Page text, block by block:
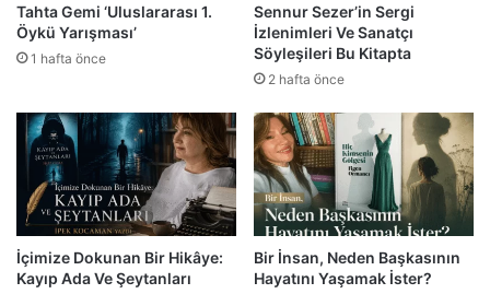
Tahta Gemi ‘Uluslararası 1.
Öykü Yarışması’
1 hafta önce
Sennur Sezer’in Sergi
İzlenimleri Ve Sanatçı
Söyleşileri Bu Kitapta
2 hafta önce
İçimize Dokunan Bir Hikâye:
Kayıp Ada Ve Şeytanları
Bir İnsan, Neden Başkasının
Hayatını Yaşamak İster?